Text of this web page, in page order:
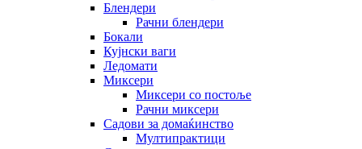
Блендери
Рачни блендери
Бокали
Кујнски ваги
Ледомати
Миксери
Миксери со постоље
Рачни миксери
Садови за домаќинство
Мултипрактици